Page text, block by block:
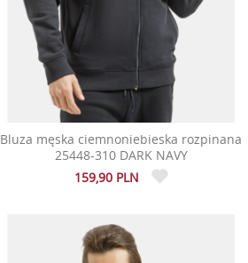
Bluza męska ciemnoniebieska rozpinana
25448-310 DARK NAVY
159,90 PLN